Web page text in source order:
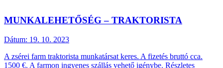
MUNKALEHETŐSÉG – TRAKTORISTA
Dátum: 19. 10. 2023
A zsérei farm traktorista munkatársat keres. A fizetés bruttó cca.
1500 €. A farmon ingyenes szállás vehető igénybe. Részletes